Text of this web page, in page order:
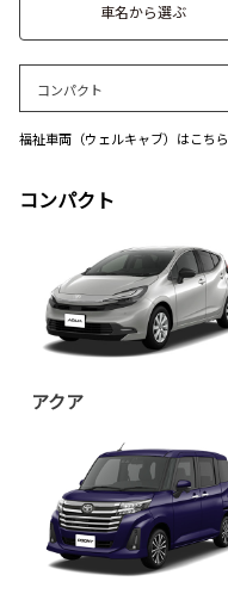
車名から選ぶ
コンパクト
福祉車両（ウェルキャブ）はこち
コンパクト
アクア